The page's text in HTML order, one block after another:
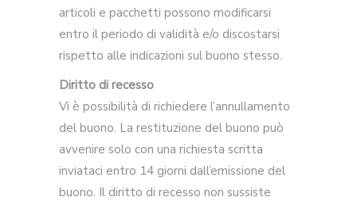
articoli e pacchetti possono modificarsi
entro il periodo di validità e/o discostarsi
rispetto alle indicazioni sul buono stesso.
Diritto di recesso
Vi è possibilità di richiedere l’annullamento
del buono. La restituzione del buono può
avvenire solo con una richiesta scritta
inviataci entro 14 giorni dall’emissione del
buono. Il diritto di recesso non sussiste